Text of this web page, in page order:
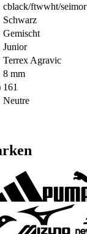
cblack/ftwwht/seimor
Schwarz
Gemischt
Junior
Terrex Agravic
8 mm
161
Neutre